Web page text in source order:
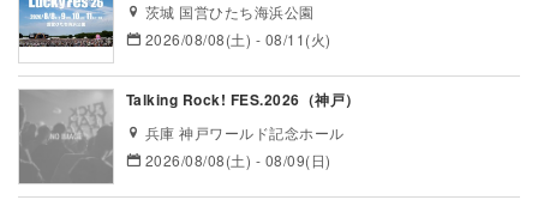
茨城 国営ひたち海浜公園
2026/08/08(土) - 08/11(火)
Talking Rock! FES.2026（神戸）
兵庫 神戸ワールド記念ホール
2026/08/08(土) - 08/09(日)